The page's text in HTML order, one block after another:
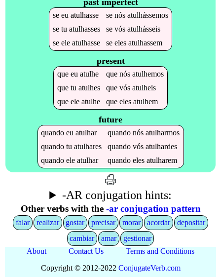
se eu atulhasse se nós atulhássemos
se tu atulhasses se vós atulhásseis
se ele atulhasse se eles atulhassem
present
que eu atulhe que nós atulhemos
que tu atulhes que vós atulheis
que ele atulhe que eles atulhem
future
quandoeuatulhar quandonósatulharmos
quandotuatulhares quandovósatulhardes
quandoeleatulhar quandoelesatulharem
-AR conjugation hints:
Other verbs with the -ar conjugation pattern
falar realizar gostar precisar morar acordar
depositar
cambiar
amar
gestionar
About
Contact Us
Terms and Conditions
Copyright © 2012-2022 ConjugateVerb.com